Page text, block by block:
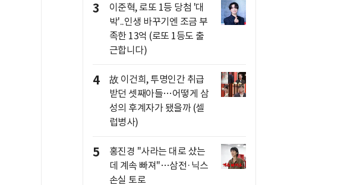
3
이준혁, 로또 1등 당첨 '대
박'..인생 바꾸기엔 조금 부
족한 13억 (로또 1등도 출
근합니다)
4
故 이건희, 투명인간 취급
받던 셋째아들…어떻게 삼
성의 후계자가 됐을까 (셀
럽병사)
5
홍진경 "사라는 대로 샀는
데 계속 빠져"…삼전·닉스
손실 토로